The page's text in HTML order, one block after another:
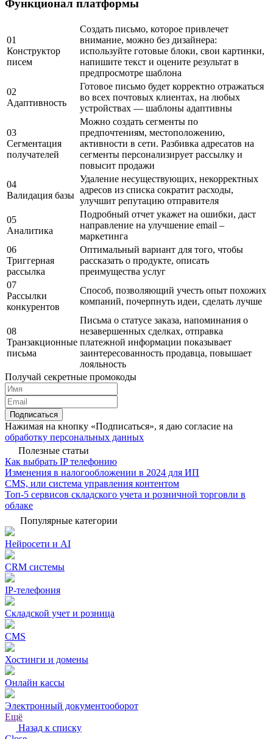
Функционал платформы
01
Конструктор
писем
Создать письмо, которое привлечет
внимание, можно без дизайнера:
используйте готовые блоки, свои картинки,
напишите текст и оцените результат в
предпросмотре шаблона
02
Адаптивность
Готовое письмо будет корректно отражаться
во всех почтовых клиентах, на любых
устройствах — шаблоны адаптивны
03
Сегментация
получателей
Можно создать сегменты по
предпочтениям, местоположению,
активности в сети. Разбивка адресатов на
сегменты персонализирует рассылку и
повысит продажи
04
Валидация базы
Удаление несуществующих, некорректных
адресов из списка сократит расходы,
улучшит репутацию отправителя
05
Аналитика
Подробный отчет укажет на ошибки, даст
направление на улучшение email –
маркетинга
06
Триггерная
рассылка
Оптимальный вариант для того, чтобы
рассказать о продукте, описать
преимущества услуг
07
Рассылки
конкурентов
Способ, позволяющий учесть опыт похожих
компаний, почерпнуть идеи, сделать лучше
08
Транзакционные
письма
Письма о статусе заказа, напоминания о
незавершенных сделках, отправка
платежной информации показывает
заинтересованность продавца, повышает
лояльность
Получай секретные промокоды
Подписаться
Нажимая на кнопку «Подписаться», я даю согласие на
обработку персональных данных
Полезные статьи
Как выбрать IP телефонию
Изменения в налогообложении в 2024 для ИП
CMS, или система управления контентом
Топ-5 сервисов складского учета и розничной торговли в
облаке
Популярные категории
Нейросети и AI
CRM системы
IP-телефония
Складской учет и розница
CMS
Хостинги и домены
Онлайн кассы
Электронный документооборот
Ещё
Назад к списку